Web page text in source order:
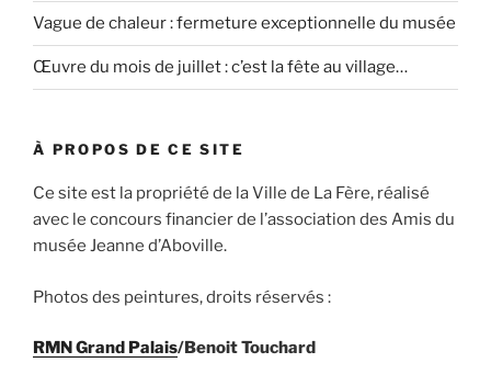
Vague de chaleur : fermeture exceptionnelle du musée
Œuvre du mois de juillet : c’est la fête au village…
À PROPOS DE CE SITE
Ce site est la propriété de la Ville de La Fère, réalisé
avec le concours financier de l’association des Amis du
musée Jeanne d’Aboville.
Photos des peintures, droits réservés :
RMN Grand Palais/Benoit Touchard